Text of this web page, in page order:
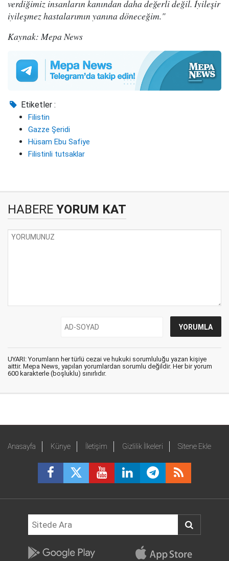
verdiğimiz insanların kanından daha değerli değil. İyileşir
iyileşmez hastalarımın yanına döneceğim."
Kaynak: Mepa News
Etiketler :
Filistin
Gazze Şeridi
Hüsam Ebu Safiye
Filistinli tutsaklar
HABERE YORUM KAT
UYARI: Yorumların her türlü cezai ve hukuki sorumluluğu yazan kişiye
aittir. Mepa News, yapılan yorumlardan sorumlu değildir. Her bir yorum
600 karakterle (boşluklu) sınırlıdır.
Anasayfa Künye İletişim Gizlilik İlkeleri Sitene Ekle